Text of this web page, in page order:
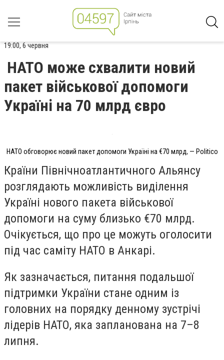
19:00, 6 червня
НАТО може схвалити новий
пакет військової допомоги
Україні на 70 млрд євро
НАТО обговорює новий пакет допомоги Україні на €70 млрд, — Politico
Країни Північноатлантичного Альянсу
розглядають можливість виділення
Україні нового пакета військової
допомоги на суму близько €70 млрд.
Очікується, що про це можуть оголосити
під час саміту НАТО в Анкарі.
Як зазначається, питання подальшої
підтримки України стане одним із
головних на порядку денному зустрічі
лідерів НАТО, яка запланована на 7–8
липня.